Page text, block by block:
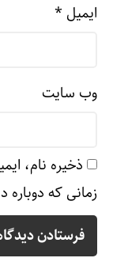
ایمیل *
وب‌ سایت
ذخیره نام،
زمانی که